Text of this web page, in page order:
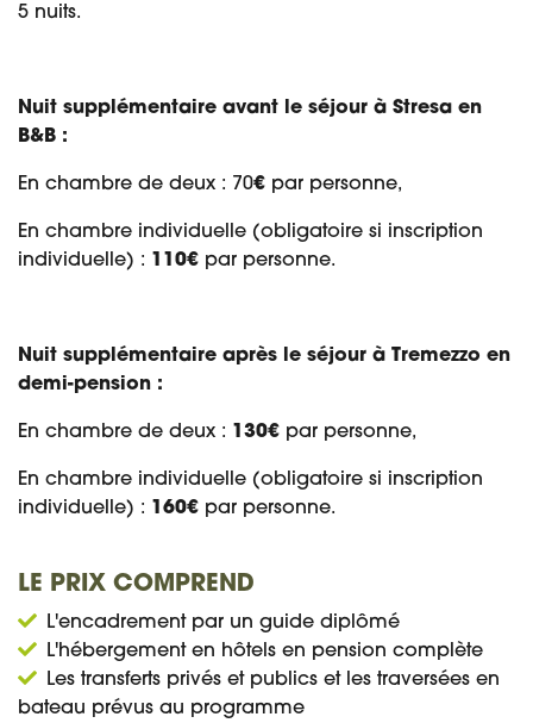
5 nuits.
Nuit supplémentaire avant le séjour à Stresa en
B&B :
En chambre de deux : 70€ par personne,
En chambre individuelle (obligatoire si inscription
individuelle) : 110€ par personne.
Nuit supplémentaire après le séjour à Tremezzo en
demi-pension :
En chambre de deux : 130€ par personne,
En chambre individuelle (obligatoire si inscription
individuelle) : 160€ par personne.
LE PRIX COMPREND
L'encadrement par un guide diplômé
L'hébergement en hôtels en pension complète
Les transferts privés et publics et les traversées en
bateau prévus au programme